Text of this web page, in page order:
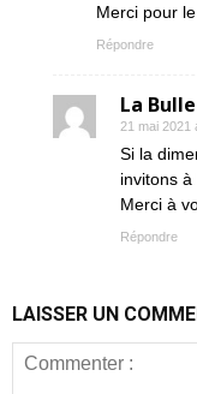
Merci pour
Répondre
La Bulle
21 mai 2021
Si la
invitons
Merci à
Répondre
LAISSER UN